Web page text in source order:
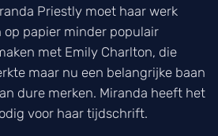
Priestly moet haar werk
papier minder populair
met Emily Charlton, die
maar nu een belangrijke baan
dure merken. Miranda heeft het
voor haar tijdschrift.